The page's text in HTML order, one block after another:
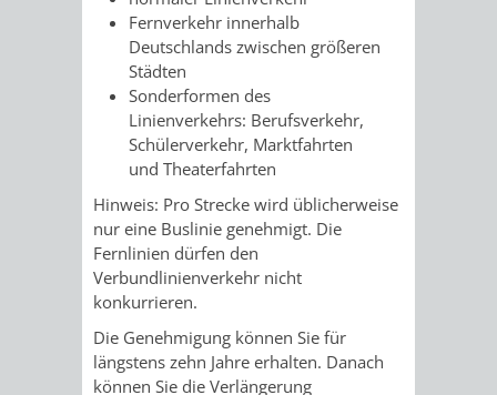
HILFE
MENSCHEN
MIT
BEHINDERUNG
MENSCHEN
MIT
DEMENZ
MIGRANTEN
/
FLÜCHTLINGE
BAUHERREN
BAUHERRENBERATUNG
GRUNDSTÜCKSWERTERMITTLUNG
DENKMALSCHUTZ
VERKAUF
STÄDTISCHER
BERATUNGSERGEBNISSE
SITZUNGSUNTERLAGEN
UMLEGUNGSAUSSCHUSS
AUSSCHÜSSE
RATHAUS
Fernverkehr innerhalb
Deutschlands zwischen größeren
Städten
Sonderformen des
Linienverkehrs: Berufsverkehr,
Schülerverkehr, Marktfahrten
und Theaterfahrten
Hinweis: Pro Strecke wird üblicherweise
nur eine Buslinie genehmigt. Die
Fernlinien dürfen den
Verbundlinienverkehr nicht
konkurrieren.
Die Genehmigung können Sie für
längstens zehn Jahre erhalten. Danach
können Sie die Verlängerung